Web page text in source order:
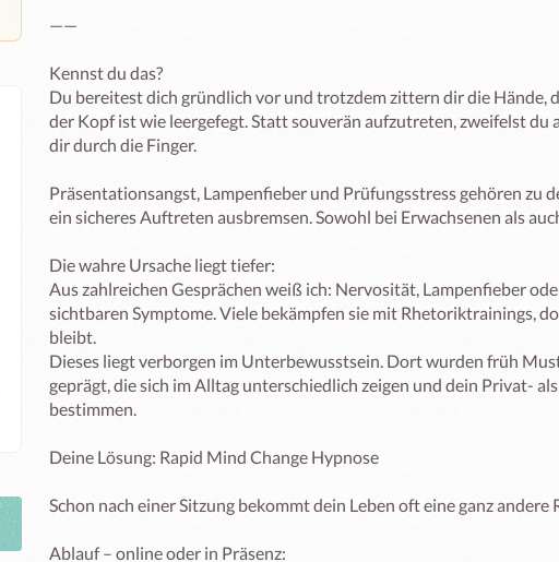
——
Kennst du das?
Du bereitest dich gründlich vor und trotzdem zittern dir die Hände,
der Kopf ist wie leergefegt. Statt souverän aufzutreten, zweifelst du
dir durch die Finger.
Präsentationsangst, Lampenfieber und Prüfungsstress gehören zu
ein sicheres Auftreten ausbremsen. Sowohl bei Erwachsenen als
Die wahre Ursache liegt tiefer:
Aus zahlreichen Gesprächen weiß ich: Nervosität, Lampenfieber
sichtbaren Symptome. Viele bekämpfen sie mit Rhetoriktrainings,
bleibt.
Dieses liegt verborgen im Unterbewusstsein. Dort wurden früh
geprägt, die sich im Alltag unterschiedlich zeigen und dein Privat-
bestimmen.
Deine Lösung: Rapid Mind Change Hypnose
Schon nach einer Sitzung bekommt dein Leben oft eine ganz andere
Ablauf – online oder in Präsenz: